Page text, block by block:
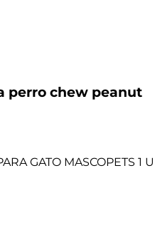
perro chew peanut